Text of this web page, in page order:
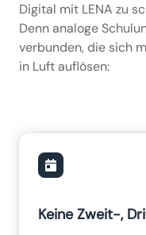
Digital mit LENA zu
Denn analoge
verbunden, die sich
in Luft auflösen:
Keine Zweit-,